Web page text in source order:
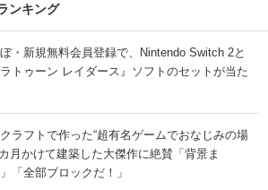
ンキング
・新規無料会員登録で、Nintendo Switch 2と
ラトゥーン レイダース』ソフトのセットが当た
ラフトで作った“超有名ゲームでおなじみの場
月かけて建築した大傑作に絶賛「背景ま
全部ブロックだ！」